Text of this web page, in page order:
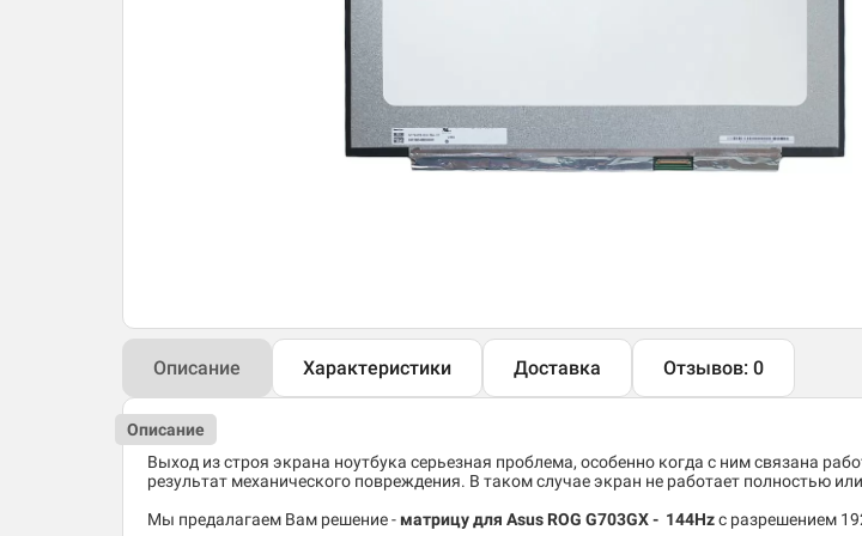
Описание Характеристики Доставка Отзывов: 0
Описание
Выход из строя экрана ноутбука серьезная проблема, особенно когда с ним связана
результат механического повреждения. В таком случае экран не работает полностью
Мы предалагаем Вам решение - матрицу для Asus ROG G703GX - 144Hzc разрешением